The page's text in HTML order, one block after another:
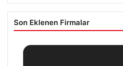
Son Eklenen Firmalar